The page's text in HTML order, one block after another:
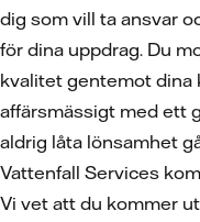
dig som vill ta ansvar
för dina uppdrag. Du
kvalitet gentemot dina
affärsmässigt med ett
aldrig låta lönsamhet
Vattenfall Services
Vi vet att du kommer